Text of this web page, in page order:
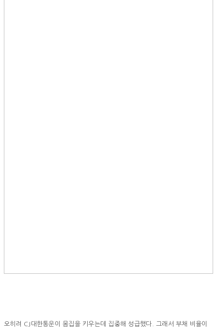
오히려 CJ대한통운이 몸집을 키우는데 집중해 성급했다. 그래서 부채 비율이